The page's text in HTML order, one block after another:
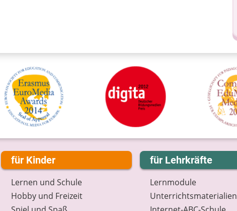
für Kinder
Lernen und Schule
Hobby und Freizeit
für Lehrkräfte
Lernmodule
Unterrichts­materialien